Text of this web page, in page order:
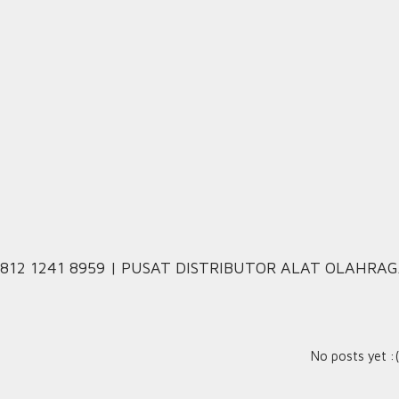
1241 8959 | PUSAT DISTRIBUTOR ALAT
No posts yet :(